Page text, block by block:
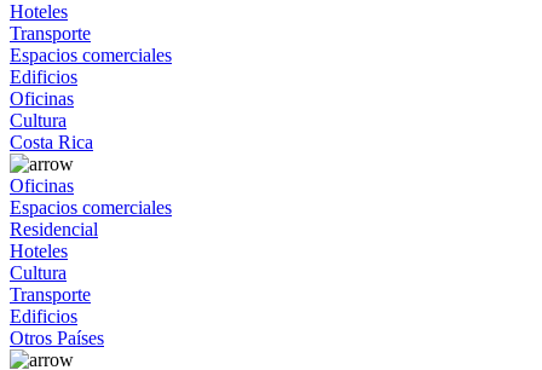
Hoteles
Transporte
Espacios comerciales
Edificios
Oficinas
Cultura
Costa Rica
Oficinas
Espacios comerciales
Residencial
Hoteles
Cultura
Transporte
Edificios
Otros Países